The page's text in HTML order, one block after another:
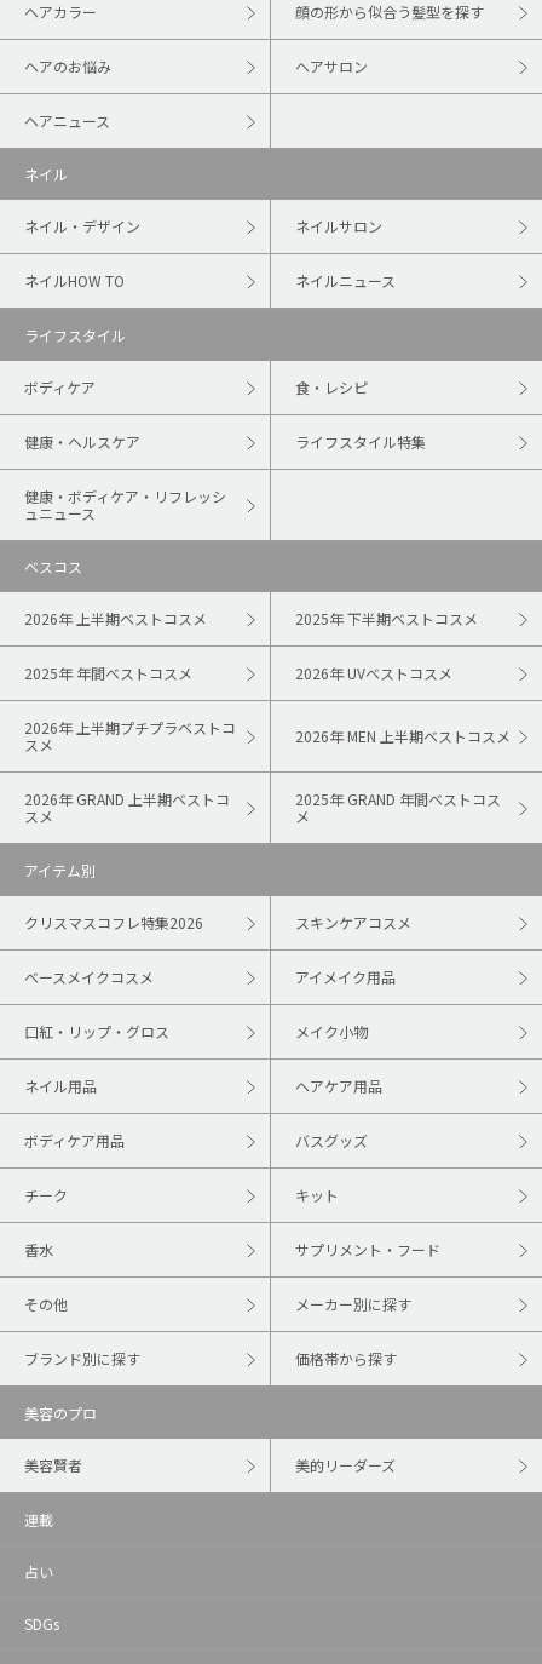
ヘアカラー 顔の形から似合う髪型を探す
ヘアのお悩み ヘアサロン
ヘアニュース
ネイル
ネイル・デザイン ネイルサロン
ネイルHOW TO ネイルニュース
ライフスタイル
ボディケア 食・レシピ
健康・ヘルスケア ライフスタイル特集
健康・ボディケア・リフレッシ
ュニュース
ベスコス
2026年 上半期ベストコスメ 2025年 下半期ベストコスメ
2025年 年間ベストコスメ 2026年 UVベストコスメ
2026年 上半期プチプラベストコ
スメ
2026年 MEN 上半期ベストコスメ
2026年 GRAND 上半期ベストコ
スメ
2025年 GRAND 年間ベストコス
メ
アイテム別
クリスマスコフレ特集2026 スキンケアコスメ
ベースメイクコスメ アイメイク用品
口紅・リップ・グロス メイク小物
ネイル用品 ヘアケア用品
ボディケア用品 バスグッズ
チーク キット
香水 サプリメント・フード
その他 メーカー別に探す
ブランド別に探す 価格帯から探す
美容のプロ
美容賢者 美的リーダーズ
連載
占い
SDGs